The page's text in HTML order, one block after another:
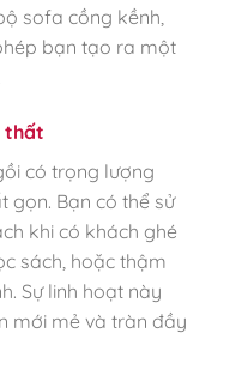
sofa cồng kềnh,
bạn tạo ra một
thất
có trọng lượng
gọn. Bạn có thể sử
khi có khách ghé
sách, hoặc thậm
Sự linh hoạt này
mới mẻ và tràn đầy